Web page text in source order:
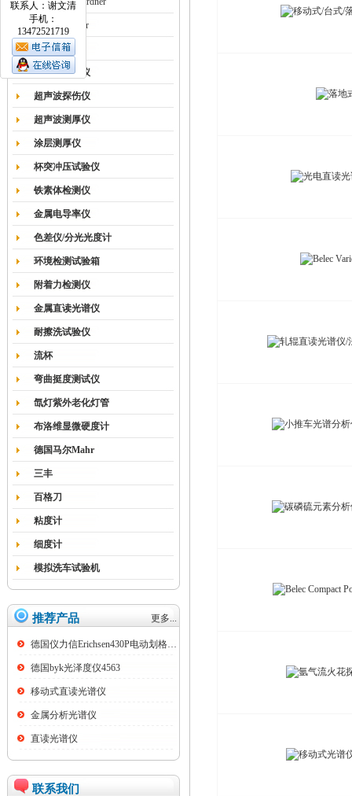
联系人：谢文清
手机：
13472521719
英国Elcometer
耐磨试验机
色差仪光泽仪
超声波探伤仪
超声波测厚仪
涂层测厚仪
杯突冲压试验仪
铁素体检测仪
金属电导率仪
色差仪/分光光度计
环境检测试验箱
附着力检测仪
金属直读光谱仪
耐擦洗试验仪
流杯
弯曲挺度测试仪
氙灯紫外老化灯管
布洛维显微硬度计
德国马尔Mahr
三丰
百格刀
粘度计
细度计
模拟洗车试验机
推荐产品 更多...
德国仪力信Erichsen430P电动划格试验仪
德国byk光泽度仪4563
移动式直读光谱仪
金属分析光谱仪
直读光谱仪
联系我们